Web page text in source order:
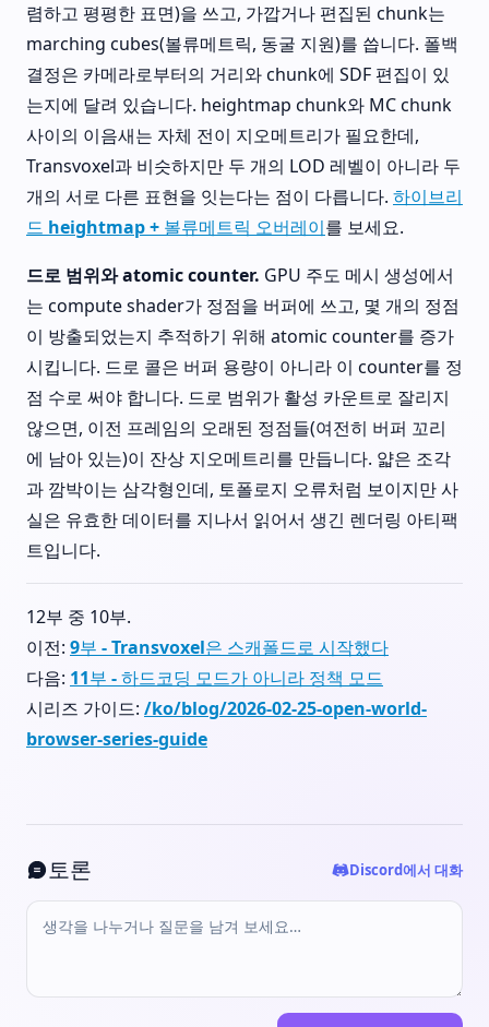
렴하고 평평한 표면)을 쓰고, 가깝거나 편집된 chunk는
marching cubes(볼류메트릭, 동굴 지원)를 씁니다. 폴백
결정은 카메라로부터의 거리와 chunk에 SDF 편집이 있
는지에 달려 있습니다. heightmap chunk와 MC chunk
사이의 이음새는 자체 전이 지오메트리가 필요한데,
Transvoxel과 비슷하지만 두 개의 LOD 레벨이 아니라 두
개의 서로 다른 표현을 잇는다는 점이 다릅니다. 하이브리
드 heightmap + 볼류메트릭 오버레이를 보세요.
드로 범위와 atomic counter. GPU 주도 메시 생성에서
는 compute shader가 정점을 버퍼에 쓰고, 몇 개의 정점
이 방출되었는지 추적하기 위해 atomic counter를 증가
시킵니다. 드로 콜은 버퍼 용량이 아니라 이 counter를 정
점 수로 써야 합니다. 드로 범위가 활성 카운트로 잘리지
않으면, 이전 프레임의 오래된 정점들(여전히 버퍼 꼬리
에 남아 있는)이 잔상 지오메트리를 만듭니다. 얇은 조각
과 깜박이는 삼각형인데, 토폴로지 오류처럼 보이지만 사
실은 유효한 데이터를 지나서 읽어서 생긴 렌더링 아티팩
트입니다.
12부 중 10부.
이전: 9부 - Transvoxel은 스캐폴드로 시작했다
다음: 11부 - 하드코딩 모드가 아니라 정책 모드
시리즈 가이드: /ko/blog/2026-02-25-open-world-
browser-series-guide
토론 Discord에서 대화